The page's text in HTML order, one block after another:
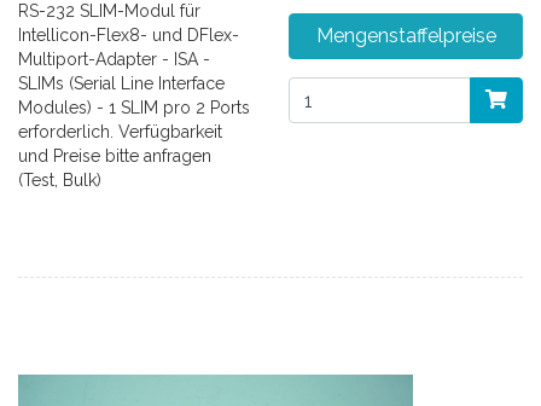
RS-232 SLIM-Modul für
Intellicon-Flex8- und DFlex-
Multiport-Adapter - ISA -
SLIMs (Serial Line Interface
Modules) - 1 SLIM pro 2 Ports
erforderlich. Verfügbarkeit
und Preise bitte anfragen
(Test, Bulk)
Mengenstaffelpreise